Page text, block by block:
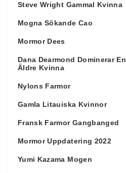
Steve Wright Gammal Kvinna
Mogna Sökande Cao
Mormor Dees
Dana Dearmond Dominerar En
Äldre Kvinna
Nylons Farmor
Gamla Litauiska Kvinnor
Fransk Farmor Gangbanged
Mormor Uppdatering 2022
Yumi Kazama Mogen